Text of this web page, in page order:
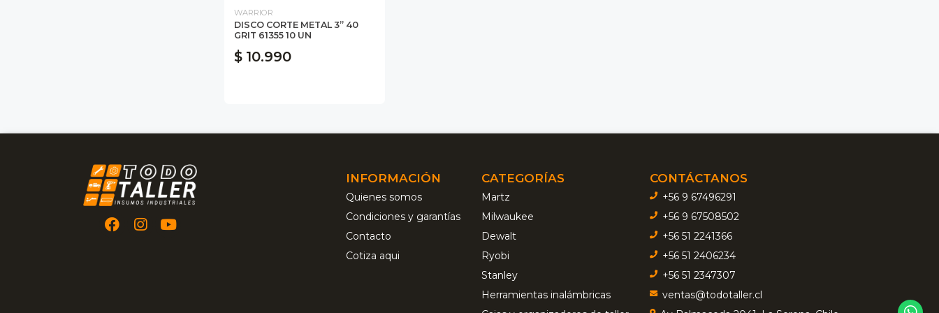
WARRIOR
DISCO CORTE METAL 3” 40
GRIT 61355 10 UN
$ 10.990
INFORMACIÓN
Quienes somos
Condiciones y garantías
Contacto
Cotiza aqui
CATEGORÍAS
Martz
Milwaukee
Dewalt
Ryobi
Stanley
Herramientas inalámbricas
CONTÁCTANOS
+56 9 67496291
+56 9 67508502
+56 51 2241366
+56 51 2406234
+56 51 2347307
ventas@todotaller.cl